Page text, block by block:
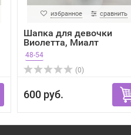
избранное сравнить
Шапка для девочки
Виолетта, Миалт
оранжевый
48-54
(0)
600 руб.